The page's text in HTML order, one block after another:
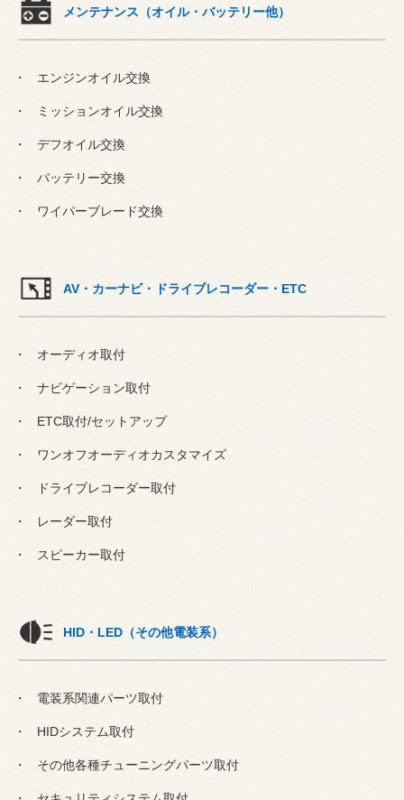
メンテナンス（オイル・バッテリー他）
エンジンオイル交換
ミッションオイル交換
デフオイル交換
バッテリー交換
ワイパーブレード交換
AV・カーナビ・ドライブレコーダー・ETC
オーディオ取付
ナビゲーション取付
ETC取付/セットアップ
ワンオフオーディオカスタマイズ
ドライブレコーダー取付
レーダー取付
スピーカー取付
HID・LED（その他電装系）
電装系関連パーツ取付
HIDシステム取付
その他各種チューニングパーツ取付